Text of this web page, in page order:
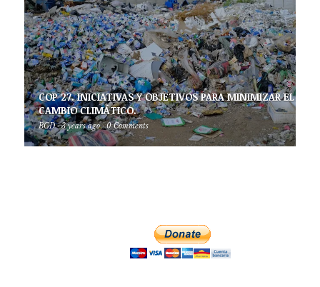
COP 27. INICIATIVAS Y OBJETIVOS PARA MINIMIZAR EL
CAMBIO CLIMÁTICO.
BGD · 3 years ago · 0 Comments